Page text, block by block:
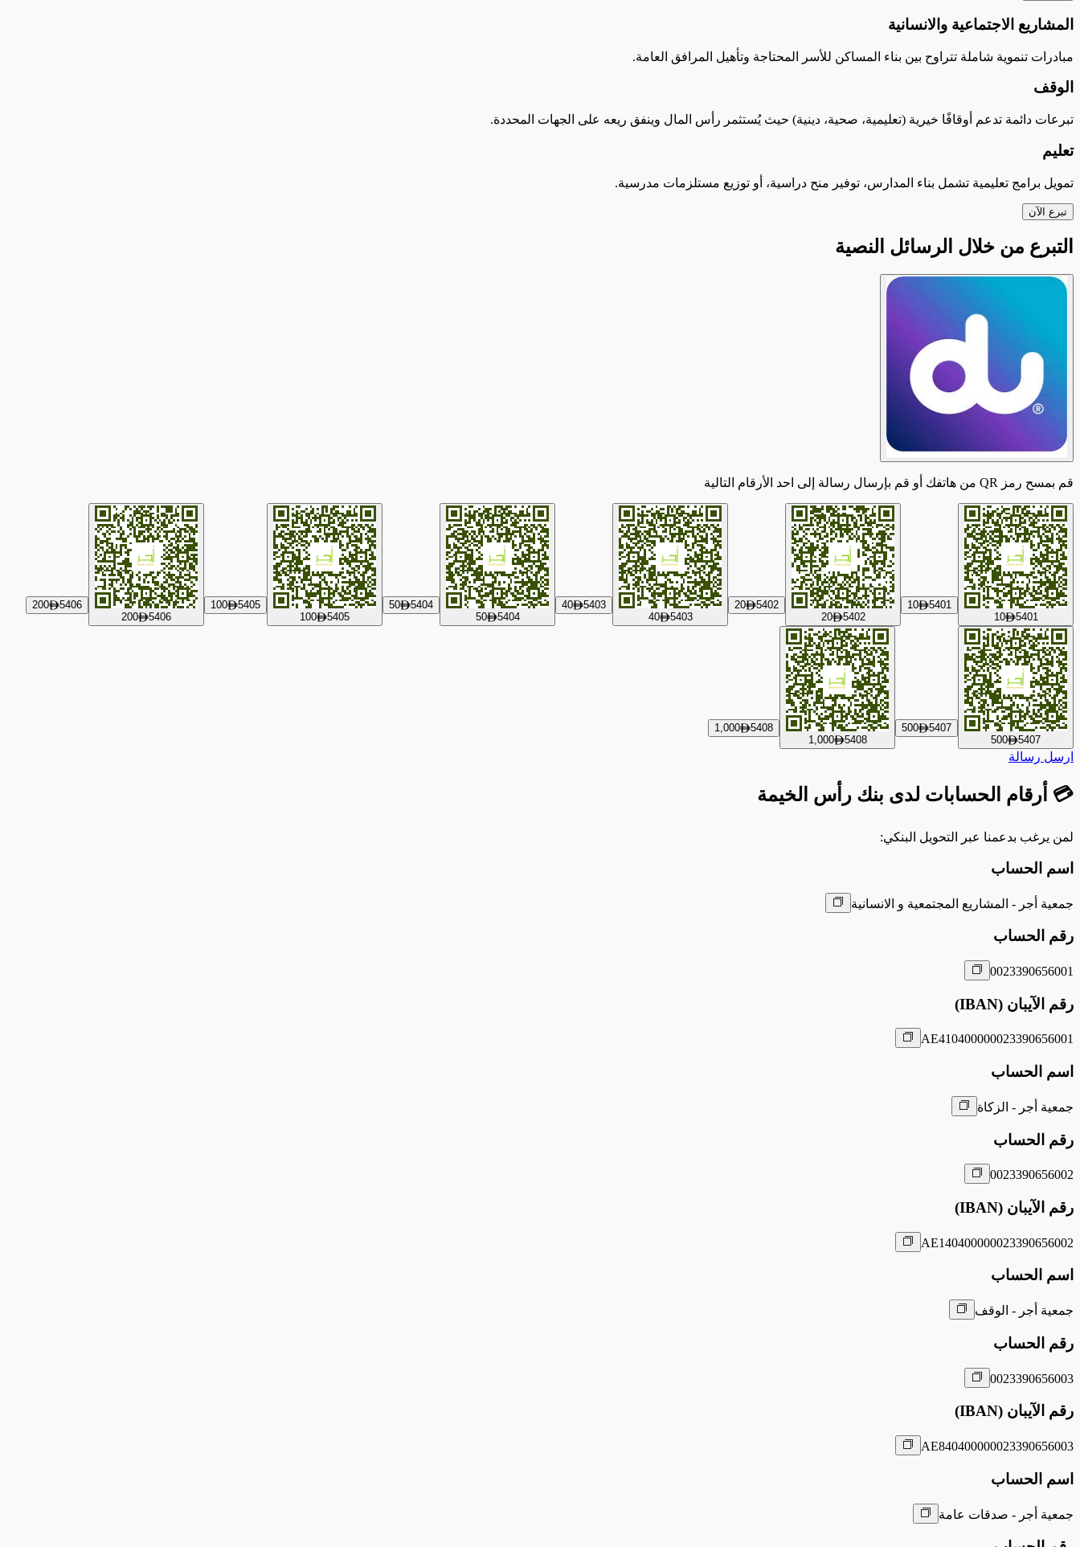
المشاريع الاجتماعية والانسانية
مبادرات تنموية شاملة تتراوح بين بناء المساكن للأسر المحتاجة وتأهيل المرافق العامة.
الوقف
تبرعات دائمة تدعم أوقافًا خيرية (تعليمية، صحية، دينية) حيث يُستثمر رأس المال وينفق ريعه على الجهات المحددة.
تعليم
تمويل برامج تعليمية تشمل بناء المدارس، توفير منح دراسية، أو توزيع مستلزمات مدرسية.
تبرع الآن
التبرع من خلال الرسائل النصية
قم بمسح رمز QR من هاتفك أو قم بإرسال رسالة إلى احد الأرقام التالية
10ê5401
10ê5401
20ê5402
20ê5402
40ê5403
40ê5403
50ê5404
50ê5404
100ê5405
100ê5405
200ê5406
200ê5406
500ê5407
500ê5407
1,000ê5408
1,000ê5408
ارسل رسالة
💳 أرقام الحسابات لدى بنك رأس الخيمة
لمن يرغب بدعمنا عبر التحويل البنكي:
اسم الحساب
جمعية أجر - المشاريع المجتمعية و الانسانية
رقم الحساب
0023390656001
رقم الآيبان (IBAN)
AE410400000023390656001
اسم الحساب
جمعية أجر - الزكاة
رقم الحساب
0023390656002
رقم الآيبان (IBAN)
AE140400000023390656002
اسم الحساب
جمعية أجر - الوقف
رقم الحساب
0023390656003
رقم الآيبان (IBAN)
AE840400000023390656003
اسم الحساب
جمعية أجر - صدقات عامة